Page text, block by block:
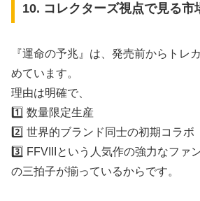
10. コレクターズ視点で見る市
『運命の予兆』は、発売前からトレ
めています。
理由は明確で、
1️⃣ 数量限定生産
2️⃣ 世界的ブランド同士の初期コラボ
3️⃣ FFVIIIという人気作の強力なファ
の三拍子が揃っているからです。